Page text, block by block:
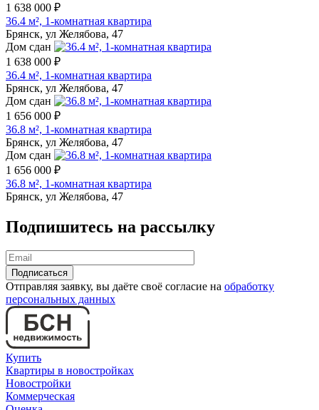
1 638 000 ₽
36.4 м², 1-комнатная квартира
Брянск, ул Желябова, 47
Дом сдан
1 638 000 ₽
36.4 м², 1-комнатная квартира
Брянск, ул Желябова, 47
Дом сдан
1 656 000 ₽
36.8 м², 1-комнатная квартира
Брянск, ул Желябова, 47
Дом сдан
1 656 000 ₽
36.8 м², 1-комнатная квартира
Брянск, ул Желябова, 47
Подпишитесь на рассылку
Отправляя заявку, вы даёте своё согласие на обработку
персональных данных
Купить
Квартиры в новостройках
Новостройки
Коммерческая